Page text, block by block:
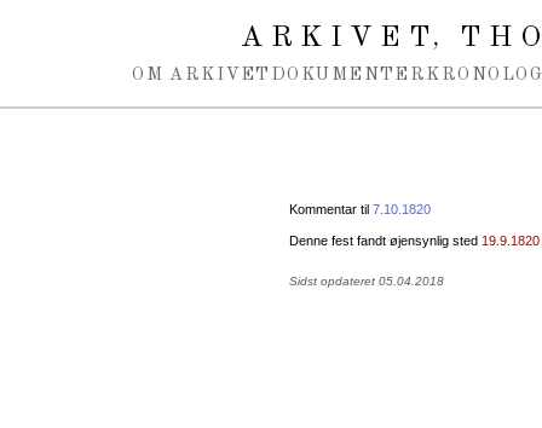
ARKIVET,
OM ARKIVET DOKUMENTER
Kommentar til 7.10.1820
Denne fest fandt øjensynlig sted 19.9.1820
Sidst opdateret 05.04.2018